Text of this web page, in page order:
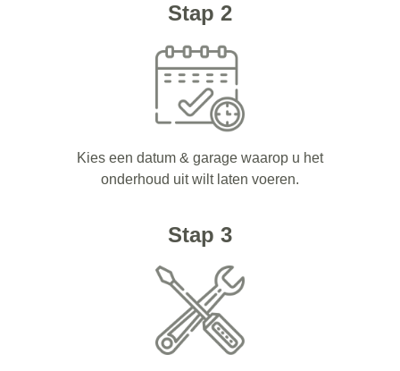
Stap 2
Kies een datum & garage waarop u het
onderhoud uit wilt laten voeren.
Stap 3